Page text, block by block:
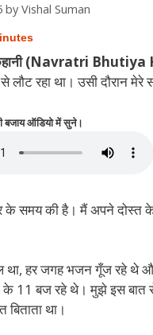
by Vishal Suman
कहानी (Navratri
रहा था। उसी दौरान मेरे
बजाय ऑडियो में सुने।
के समय की है। मैं अपने दोस्त के
था, हर जगह भजन गूँज रहे थे और
के 11 बज रहे थे। मुझे इस बात से
बिताता था।